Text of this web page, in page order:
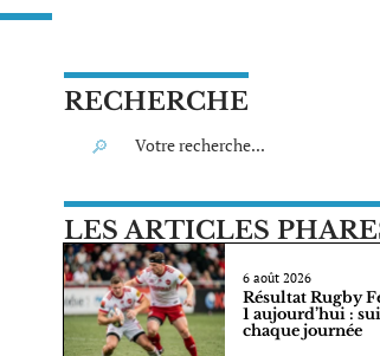
RECHERCHE
LES ARTICLES
6 août 2026
Résultat Rugby
1 aujourd’hui :
chaque journée